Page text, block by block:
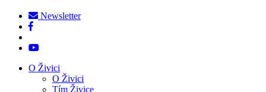
Newsletter
O Živici
O Živici
Tím Živice